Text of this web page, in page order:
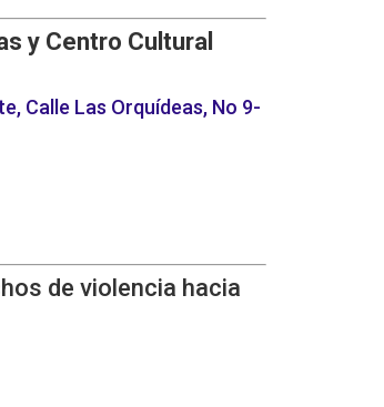
y Centro Cultural
Calle Las Orquídeas, No 9-
de violencia hacia